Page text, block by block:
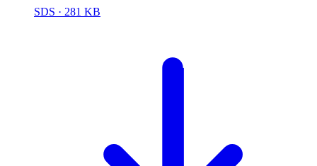
SDS · 281 KB